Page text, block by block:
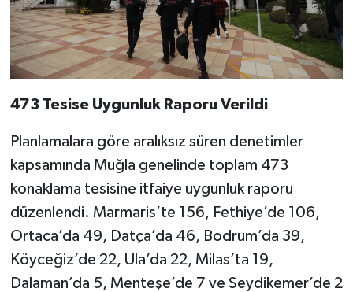
473 Tesise Uygunluk Raporu Verildi
Planlamalara göre aralıksız süren denetimler
kapsamında Muğla genelinde toplam 473
konaklama tesisine itfaiye uygunluk raporu
düzenlendi. Marmaris’te 156, Fethiye’de 106,
Ortaca’da 49, Datça’da 46, Bodrum’da 39,
Köyceğiz’de 22, Ula’da 22, Milas’ta 19,
Dalaman’da 5, Menteşe’de 7 ve Seydikemer’de 2